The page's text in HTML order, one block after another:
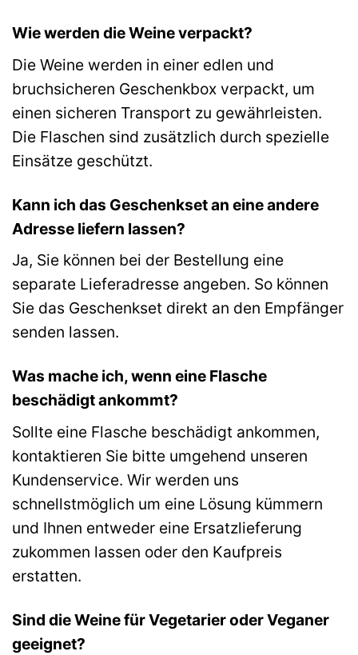
Wie werden die Weine verpackt?
Die Weine werden in einer edlen und
bruchsicheren Geschenkbox verpackt, um
einen sicheren Transport zu gewährleisten.
Die Flaschen sind zusätzlich durch spezielle
Einsätze geschützt.
Kann ich das Geschenkset an eine andere
Adresse liefern lassen?
Ja, Sie können bei der Bestellung eine
separate Lieferadresse angeben. So können
Sie das Geschenkset direkt an den Empfänger
senden lassen.
Was mache ich, wenn eine Flasche
beschädigt ankommt?
Sollte eine Flasche beschädigt ankommen,
kontaktieren Sie bitte umgehend unseren
Kundenservice. Wir werden uns
schnellstmöglich um eine Lösung kümmern
und Ihnen entweder eine Ersatzlieferung
zukommen lassen oder den Kaufpreis
erstatten.
Sind die Weine für Vegetarier oder Veganer
geeignet?